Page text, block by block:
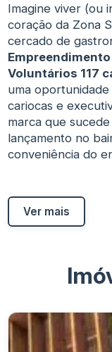
Imagine viver (ou
coração da Zona
cercado de
Voluntários 117
uma
cariocas e
marca que
lançamento no
conveniência do
Ver mais